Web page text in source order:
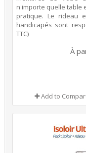
n'importe quelle table
pratique. Le rideau
handicapés sont
TTC)
À
Add to